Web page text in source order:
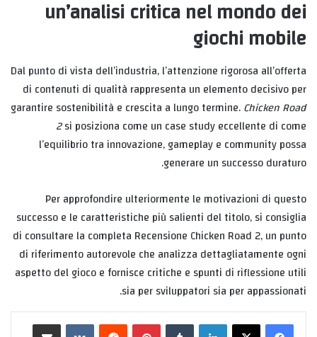
un’analisi critica nel mondo dei
giochi mobile
Dal punto di vista dell’industria, l’attenzione rigorosa all’offerta
di contenuti di qualità rappresenta un elemento decisivo per
garantire sostenibilità e crescita a lungo termine.Chicken Road
2si posiziona come un case study eccellente di come
l’equilibrio tra innovazione, gameplay e community possa
generare un successo duraturo.
Per approfondire ulteriormente le motivazioni di questo
successo e le caratteristiche più salienti del titolo, si consiglia
di consultare la completa Recensione Chicken Road 2, un punto
di riferimento autorevole che analizza dettagliatamente ogni
aspetto del gioco e fornisce critiche e spunti di riflessione utili
sia per sviluppatori sia per appassionati.
لينكدإن بينتيريست